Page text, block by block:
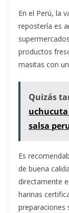
En el Perú, la
repostería es
productos
masitas con
Quizás
salsa
Es
de buena
directamente
harinas
preparaciones